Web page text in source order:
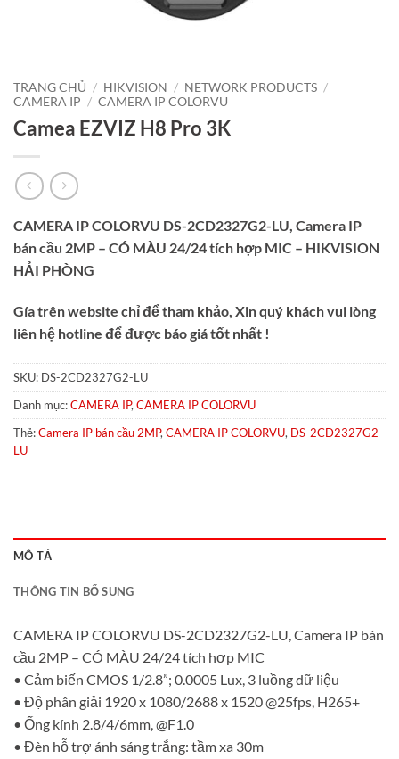
TRANG CHỦ / HIKVISION / NETWORK PRODUCTS /
CAMERA IP / CAMERA IP COLORVU
Camea EZVIZ H8 Pro 3K
CAMERA IP COLORVU DS-2CD2327G2-LU, Camera IP
bán cầu 2MP – CÓ MÀU 24/24 tích hợp MIC – HIKVISION
HẢI PHÒNG
Gía trên website chỉ để tham khảo, Xin quý khách vui lòng
liên hệ hotline để được báo giá tốt nhất !
SKU: DS-2CD2327G2-LU
Danh mục:CAMERA IP, CAMERA IP COLORVU
Thẻ:Camera IP bán cầu 2MP, CAMERA IP COLORVU, DS-2CD2327G2-
LU
MÔ TẢ
THÔNG TIN BỔ SUNG
CAMERA IP COLORVU DS-2CD2327G2-LU, Camera IP bán
cầu 2MP – CÓ MÀU 24/24 tích hợp MIC
• Cảm biến CMOS 1/2.8”; 0.0005 Lux, 3 luồng dữ liệu
• Độ phân giải 1920 x 1080/2688 x 1520 @25fps, H265+
• Ống kính 2.8/4/6mm, @F1.0
• Đèn hỗ trợ ánh sáng trắng: tầm xa 30m